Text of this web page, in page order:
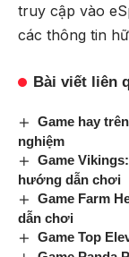
truy cập vào
các thông tin
Bài viết liên
Game hay
nghiệm
Game
hướng dẫn chơi
Game Farm
dẫn chơi
Game Top